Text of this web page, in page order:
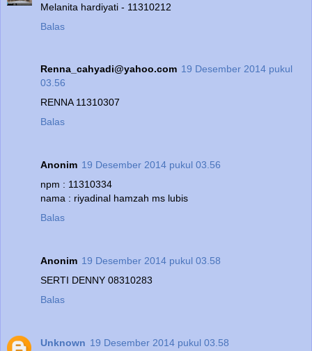
Melanita hardiyati - 11310212
Balas
Renna_cahyadi@yahoo.com 19 Desember 2014 pukul
03.56
RENNA 11310307
Balas
Anonim 19 Desember 2014 pukul 03.56
npm : 11310334
nama : riyadinal hamzah ms lubis
Balas
Anonim 19 Desember 2014 pukul 03.58
SERTI DENNY 08310283
Balas
Unknown 19 Desember 2014 pukul 03.58